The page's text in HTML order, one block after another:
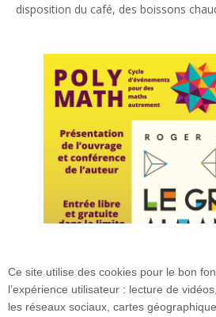
disposition du café, des boissons
Ce site utilise des cookies pour le bon
l’expérience utilisateur : lecture de
les réseaux sociaux, cartes